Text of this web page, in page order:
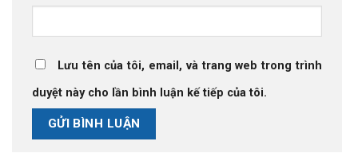
Lưu tên của tôi, email, và trang web trong trình
duyệt này cho lần bình luận kế tiếp của tôi.